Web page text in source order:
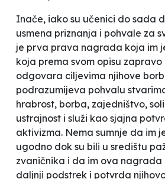
Inače, iako su učenici do sada
usmena priznanja i pohvale za
je prva prava nagrada koja im
koja prema svom opisu
odgovara ciljevima njihove
podrazumijeva pohvalu
hrabrost, borba, zajedništvo,
ustrajnost i služi kao sjajna
aktivizma. Nema sumnje da im
ugodno dok su bili u središtu
zvaničnika i da im ova nagrada
daljnji podstrek i potvrda